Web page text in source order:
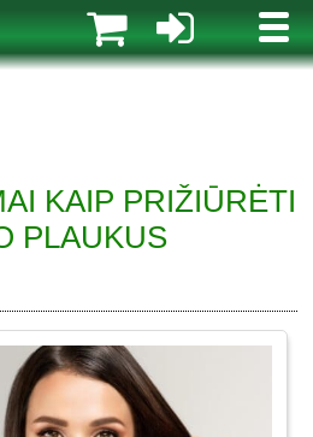
MENIU
KAIP PRIŽIŪRĖTI
PLAUKUS